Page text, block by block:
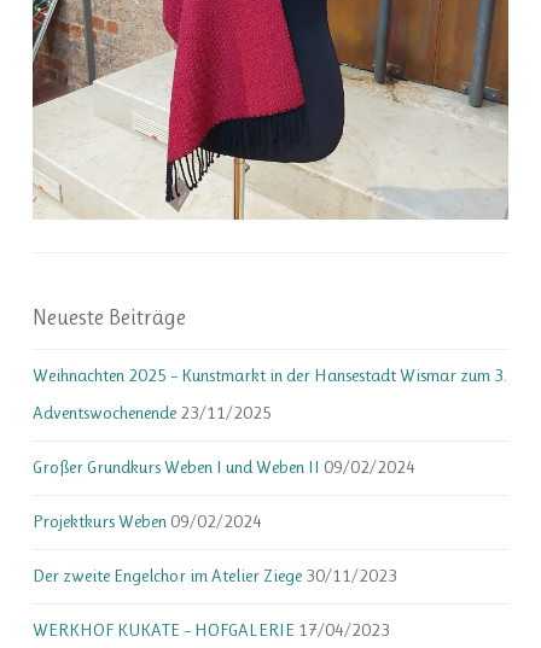
Neueste Beiträge
Weihnachten 2025 – Kunstmarkt in der Hansestadt Wismar zum 3.
Adventswochenende 23/11/2025
Großer Grundkurs Weben I und Weben II 09/02/2024
Projektkurs Weben 09/02/2024
Der zweite Engelchor im Atelier Ziege 30/11/2023
WERKHOF KUKATE – HOFGALERIE 17/04/2023